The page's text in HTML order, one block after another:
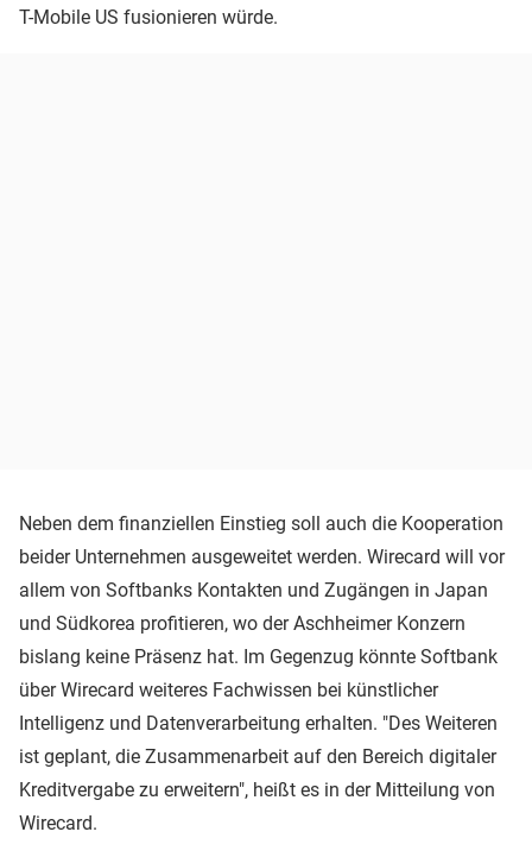
T-Mobile US fusionieren würde.
Neben dem finanziellen Einstieg soll auch die Kooperation
beider Unternehmen ausgeweitet werden. Wirecard will vor
allem von Softbanks Kontakten und Zugängen in Japan
und Südkorea profitieren, wo der Aschheimer Konzern
bislang keine Präsenz hat. Im Gegenzug könnte Softbank
über Wirecard weiteres Fachwissen bei künstlicher
Intelligenz und Datenverarbeitung erhalten. "Des Weiteren
ist geplant, die Zusammenarbeit auf den Bereich digitaler
Kreditvergabe zu erweitern", heißt es in der Mitteilung von
Wirecard.